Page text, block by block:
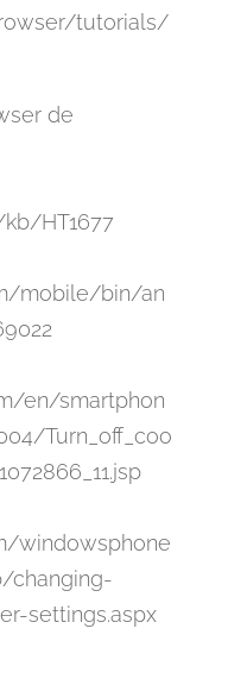
tutorials/
de
HT1677
mobile/bin/an
en/smartphon
Turn_off_coo
windowsphone
settings.aspx